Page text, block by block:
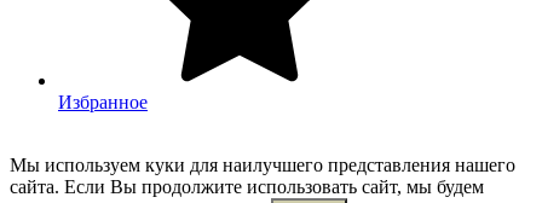
Избранное
Мы используем куки для наилучшего представления нашего
сайта. Если Вы продолжите использовать сайт, мы будем